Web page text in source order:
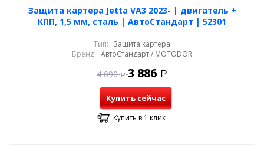
Защита картера Jetta VA3 2023- | двигатель +
КПП, 1,5 мм, сталь | АвтоСтандарт | 52301
Тип: Защита картера
Бренд: АвтоСтандарт / MOTODOR
4 090 Р 3 886 Р
Купить сейчас
Купить в 1 клик